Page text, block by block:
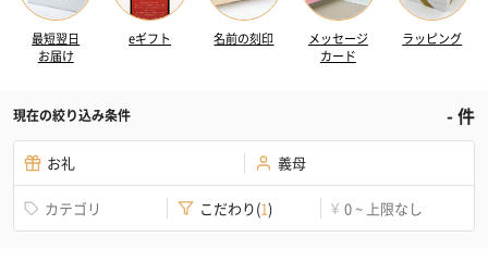
最短翌日
お届け
eギフト 名前の刻印
メッセージ
カード
ラッピング
現在の絞り込み条件 -件
お礼 義母
カテゴリ こだわり(1) ¥ 0 ~ 上限なし